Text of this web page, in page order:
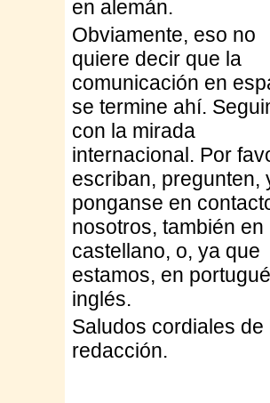
en alemán.
Obviamente, eso no
quiere decir que la
comunicación en
se termine ahí.
con la mirada
internacional. Por
escriban, pregunten,
ponganse en
nosotros, también en
castellano, o, ya que
estamos, en
inglés.
Saludos cordiales de
redacción.